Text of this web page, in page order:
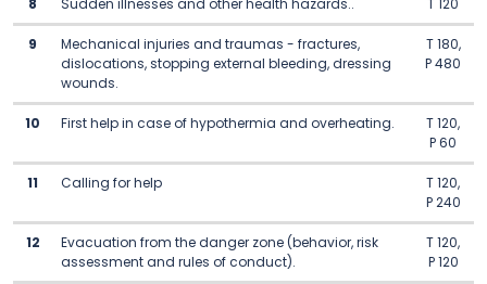
8 Sudden illnesses and other health hazards.. T 120
9
Mechanical injuries and traumas - fractures,
dislocations, stopping external bleeding, dressing
wounds.
T 180,
P 480
10 First help in case of hypothermia and overheating.
T 120,
P 60
11 Calling for help
T 120,
P 240
12
Evacuation from the danger zone (behavior, risk
assessment and rules of conduct).
T 120,
P 120